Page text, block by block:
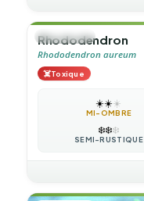
🌲ARBUSTE
Rhododendron
Rhododendron aureum
☠️Toxique
☀️☀️☀️
MI-OMBRE
❄️❄️❄️
SEMI-RUSTIQUE